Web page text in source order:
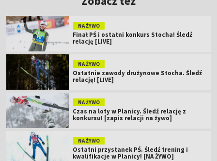
NA ŻYWO
Finał PŚ i ostatni konkurs Stocha! Śledź
relację [LIVE]
NA ŻYWO
Ostatnie zawody drużynowe Stocha. Śledź
relację! [LIVE]
NA ŻYWO
Czas na loty w Planicy. Śledź relację z
konkursu! [zapis relacji na żywo]
NA ŻYWO
Ostatni przystanek PŚ. Śledź trening i
kwalifikacje w Planicy! [NA ŻYWO]